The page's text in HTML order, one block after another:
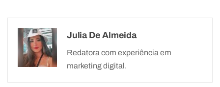
Julia De Almeida
Redatora com experiência em
marketing digital.